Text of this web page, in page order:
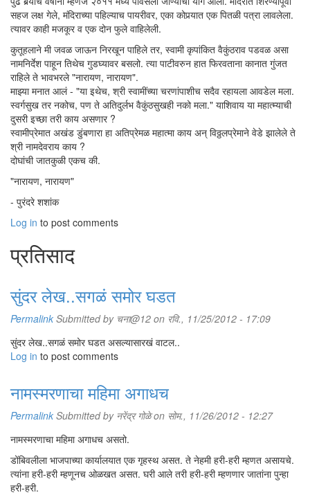
सहज लक्ष गेले, मंदिराच्या पहिल्याच पायरीवर, एका कोपर्‍यात एक पितळी पत्रा लावलेला.
त्यावर काही मजकूर व एक दोन फुले वाहिलेली.
कुतूहलाने मी जवळ जाऊन निरखून पाहिले तर, स्वामी कृपांकित वैकुंठराव पडवळ असा
नामनिर्देश पाहून तिथेच गुडघ्यावर बसलो. त्या पाटीवरुन हात फिरवताना कानात गुंजत
राहिले ते भावभरले "नारायण, नारायण".
माझ्या मनात आलं - "या इथेच, श्री स्वामींच्या चरणांपाशीच सदैव रहायला आवडेल मला.
स्वर्गसुख तर नकोच, पण ते अतिदुर्लभ वैकुंठसुखही नको मला." याशिवाय या महात्म्याची
दुसरी इच्छा तरी काय असणार ?
स्वामीप्रेमात अखंड डुंबणारा हा अतिप्रेमळ महात्मा काय अन् विठ्ठलप्रेमाने वेडे झालेले ते
श्री नामदेवराय काय ?
दोघांची जातकुळी एकच की.
"नारायण, नारायण"
- पुरंदरे शशांक
Log in to post comments
प्रतिसाद
सुंदर लेख..सगळं समोर घडत
Permalink Submitted by चना@12 on रवि., 11/25/2012 - 17:09
सुंदर लेख..सगळं समोर घडत असल्यासारखं वाटल..
Log in to post comments
नामस्मरणाचा महिमा अगाधच
Permalink Submitted by नरेंद्र गोळेon सोम., 11/26/2012 - 12:27
नामस्मरणाचा महिमा अगाधच असतो.
डोंबिवलीला भाजपाच्या कार्यालयात एक गृहस्थ असत. ते नेहमी हरी-हरी म्हणत असायचे.
त्यांना हरी-हरी म्हणूनच ओळखत असत. घरी आले तरी हरी-हरी म्हणणार जातांना पुन्हा
हरी-हरी.